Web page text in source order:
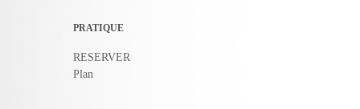
PRATIQUE
RESERVER
Plan